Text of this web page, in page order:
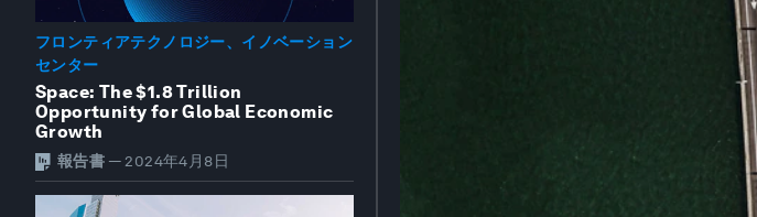
フロンティアテクノロジー、イノベーション
センター
Space: The $1.8 Trillion
Opportunity for Global Economic
Growth
報告書 — 2024年4月8日